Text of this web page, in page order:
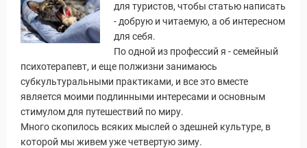
и Туры
для туристов, чтобы статью написать
- добрую и читаемую, а об интересном
для себя.
По одной из профессий я - семейный
психотерапевт, и еще полжизни занимаюсь
субкультуральными практиками, и все это вместе
является моими подлинными интересами и основным
стимулом для путешествий по миру.
Много скопилось всяких мыслей о здешней культуре, в
которой мы живем уже четвертую зиму.